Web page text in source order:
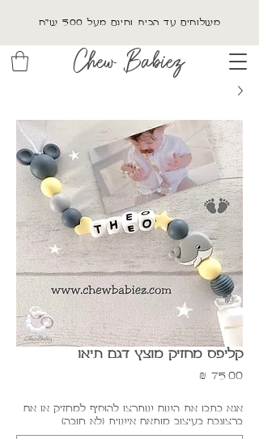
משלוחים עד הבית וחינם מעל 500 ש"ח
Chew Babiez
קליפס מחזיק מוצץ דגם תיאו
אנא כתבו את השם שתרצו להוסיף למחזיק או אם
ברצונכם בעיצוב מותאם אישית (לא חובה)